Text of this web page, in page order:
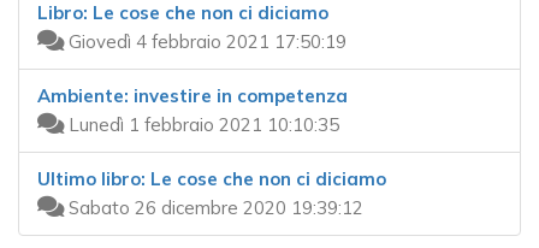
Libro: Le cose che non ci diciamo
Giovedì 4 febbraio 2021 17:50:19
Ambiente: investire in competenza
Lunedì 1 febbraio 2021 10:10:35
Ultimo libro: Le cose che non ci diciamo
Sabato 26 dicembre 2020 19:39:12